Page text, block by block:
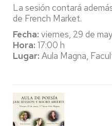
La sesión contará
de French Market.
Fecha: viernes, 29 de
Hora: 17:00 h
Lugar: Aula Magna,